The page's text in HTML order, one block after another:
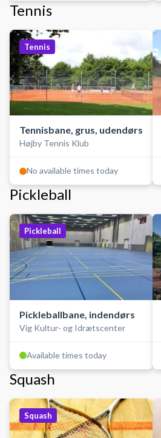
Tennis
Tennis
Tennisbane, grus, udendørs
Højby Tennis Klub
No available times today
Pickleball
Pickleball
Pickleballbane, indendørs
Vig Kultur- og Idrætscenter
Available times today
Squash
Squash